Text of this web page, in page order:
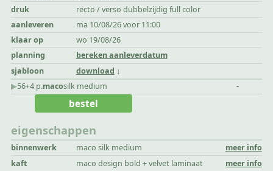
druk
recto / verso dubbelzijdig full color
aanleveren
ma 10/08/26 voor 11:00
klaar op
wo 19/08/26
planning
bereken aanleverdatum
sjabloon
download
▶︎56+4 p.macosilk medium -
eigenschappen
binnenwerk maco silk medium
meer info
kaft
maco design bold + velvet laminaat
meer info
bestel